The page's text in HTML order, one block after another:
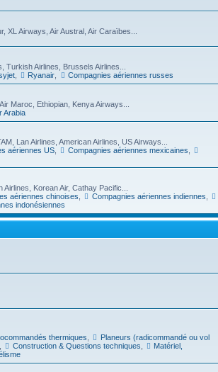
XL Airways, Air Austral, Air Caraïbes...
Turkish Airlines, Brussels Airlines...
, Ryanair Compagnies aériennes russes
Maroc, Ethiopian, Kenya Airways...
Arabia
Lan Airlines, American Airlines, US Airways...
aériennes US, Compagnies aériennes mexicaines
Korean Air, Cathay Pacific...
aériennes chinoises Compagnies aériennes indiennes
indonésiennes
thermiques
Planeurs (radicommandé ou vol
Construction & Questions techniques
Matériel,